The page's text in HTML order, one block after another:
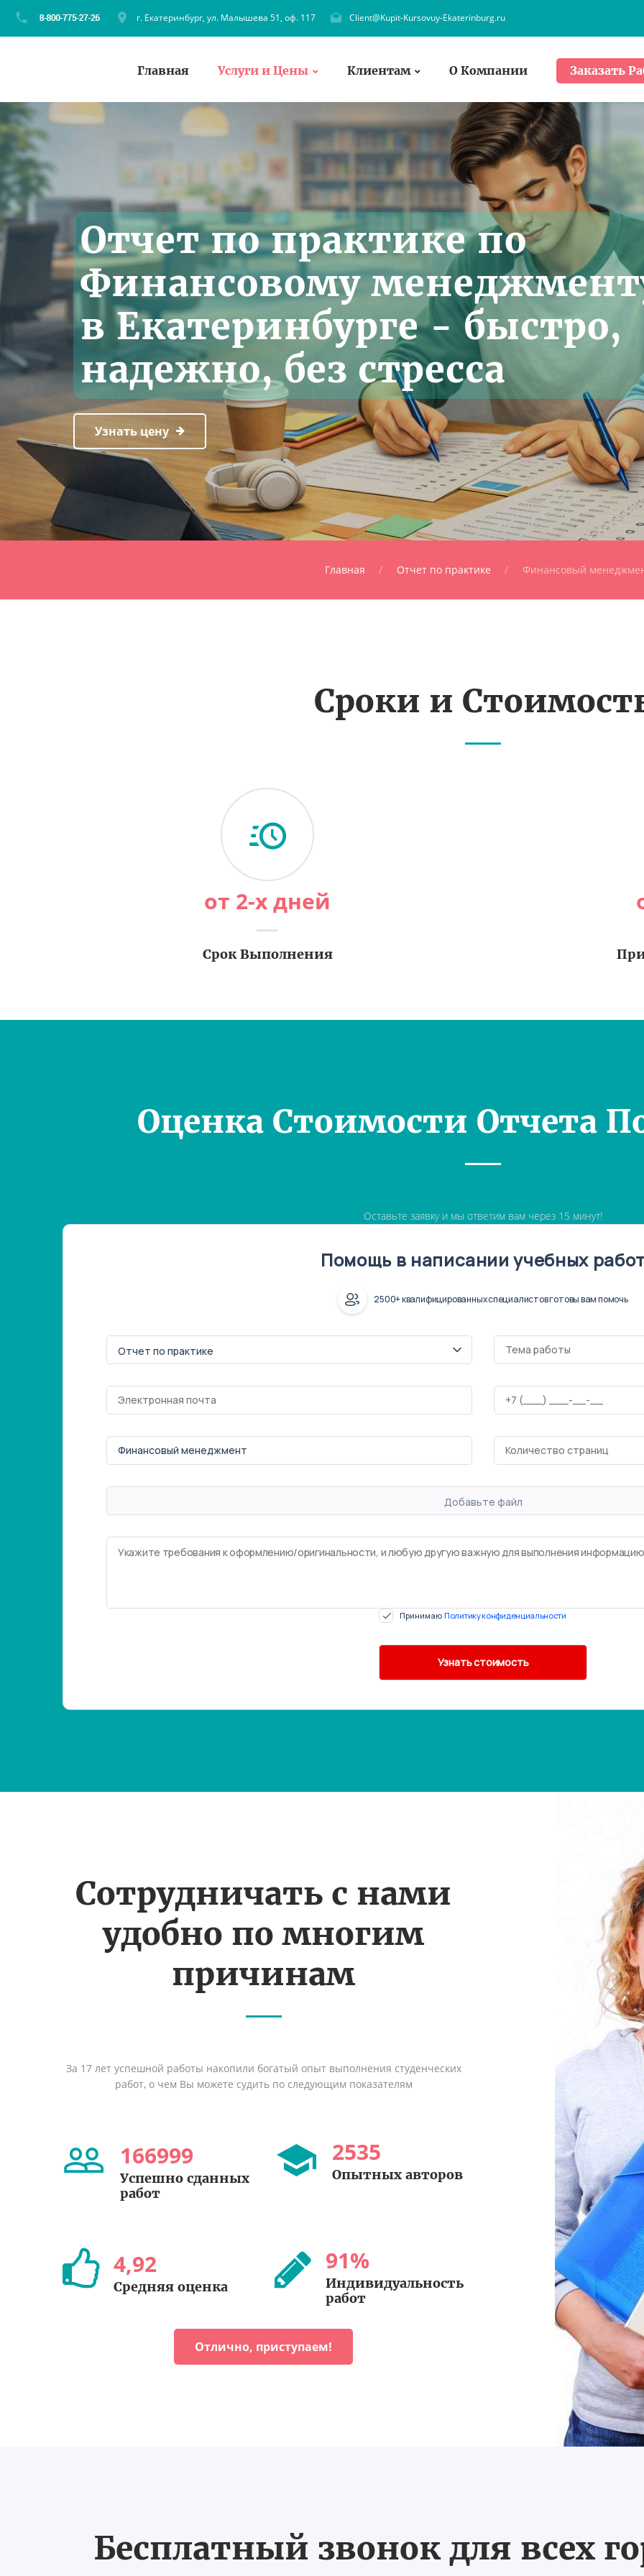
г. Екатеринбург, ул. Малышева 51, оф. 117 Client@Kupit-Kursovuy-Ekaterinburg.ru
Главная Услуги и Цены Клиентам О Компании Заказать
Отчет по практике по
Финансовому
в Екатеринбурге - быстро,
надежно, без стресса
Узнать цену
Главная Отчет по практике Финансовый
Сроки и
от 2-х дней
Срок Выполнения
Оценка Стоимости Отчета
Оставьте заявку и мы ответим вам через 15 минут!
Помощь в написании учебных
2500+ квалифицированных специалистов готовы вам помочь
Добавьте файл
Принимаю Политику конфиденциальности
Сотрудничать с нами
удобно по многим
причинам
За 17 лет успешной работы накопили богатый опыт выполнения студенческих
работ, о чем Вы можете судить по следующим показателям
166999
Успешно сданных
работ
2535
Опытных авторов
4,92
Средняя оценка
91%
Индивидуальность
работ
Отлично, приступаем!
Бесплатный звонок для всех